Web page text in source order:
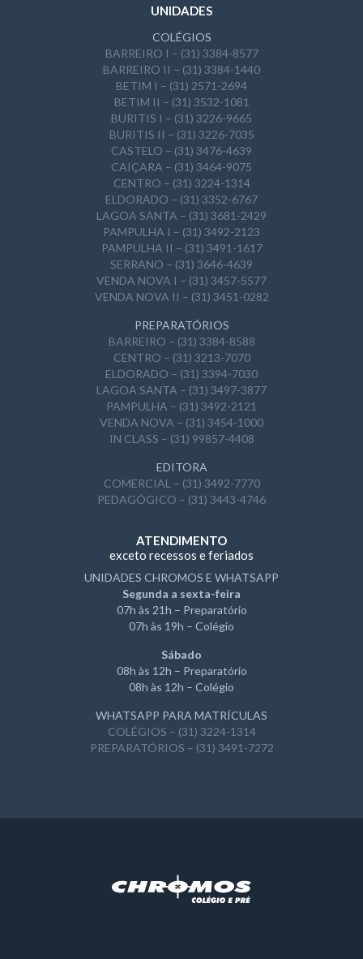
UNIDADES
COLÉGIOS
BARREIRO I – (31) 3384-8577
BARREIRO II – (31) 3384-1440
BETIM I – (31) 2571-2694
BETIM II – (31) 3532-1081
BURITIS I – (31) 3226-9665
BURITIS II – (31) 3226-7035
CASTELO – (31) 3476-4639
CAIÇARA – (31) 3464-9075
CENTRO – (31) 3224-1314
ELDORADO – (31) 3352-6767
LAGOA SANTA – (31) 3681-2429
PAMPULHA I – (31) 3492-2123
PAMPULHA II – (31) 3491-1617
SERRANO – (31) 3646-4639
VENDA NOVA I – (31) 3457-5577
VENDA NOVA II – (31) 3451-0282
PREPARATÓRIOS
BARREIRO – (31) 3384-8588
CENTRO – (31) 3213-7070
ELDORADO – (31) 3394-7030
LAGOA SANTA – (31) 3497-3877
PAMPULHA – (31) 3492-2121
VENDA NOVA – (31) 3454-1000
IN CLASS – (31) 99857-4408
EDITORA
COMERCIAL – (31) 3492-7770
PEDAGÓGICO – (31) 3443-4746
ATENDIMENTO
exceto recessos e feriados
UNIDADES CHROMOS E WHATSAPP
Segunda a sexta-feira
07h às 21h – Preparatório
07h às 19h – Colégio
Sábado
08h às 12h – Preparatório
08h às 12h – Colégio
WHATSAPP PARA MATRÍCULAS
COLÉGIOS – (31) 3224-1314
PREPARATÓRIOS – (31) 3491-7272